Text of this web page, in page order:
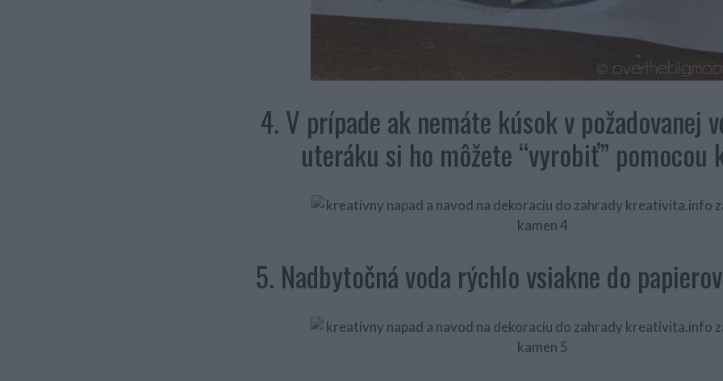
4. V prípade ak nemáte kúsok v požadovanej
uteráku si ho môžete “vyrobiť” pomocou
5. Nadbytočná voda rýchlo vsiakne do